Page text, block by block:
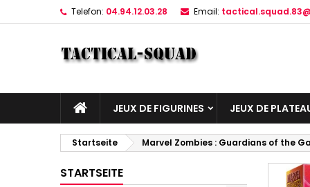
Telefon: 04.94.12.03.28 Email:
JEUX DE FIGURINES JEUX DE
Startseite Marvel Zombies : Guardians of the
STARTSEITE